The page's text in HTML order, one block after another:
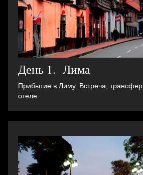
День 1. Лима
Прибытие в Лиму. Встреча,
отеле.